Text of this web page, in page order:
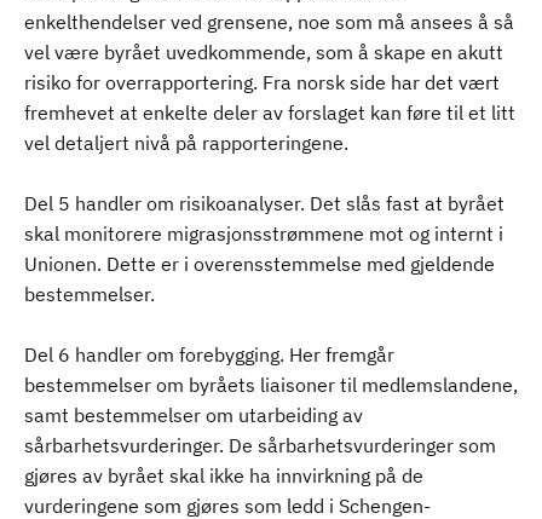
enkelthendelser ved grensene, noe som må ansees å så
vel være byrået uvedkommende, som å skape en akutt
risiko for overrapportering. Fra norsk side har det vært
fremhevet at enkelte deler av forslaget kan føre til et litt
vel detaljert nivå på rapporteringene.
Del 5 handler om risikoanalyser. Det slås fast at byrået
skal monitorere migrasjonsstrømmene mot og internt i
Unionen. Dette er i overensstemmelse med gjeldende
bestemmelser.
Del 6 handler om forebygging. Her fremgår
bestemmelser om byråets liaisoner til medlemslandene,
samt bestemmelser om utarbeiding av
sårbarhetsvurderinger. De sårbarhetsvurderinger som
gjøres av byrået skal ikke ha innvirkning på de
vurderingene som gjøres som ledd i Schengen-